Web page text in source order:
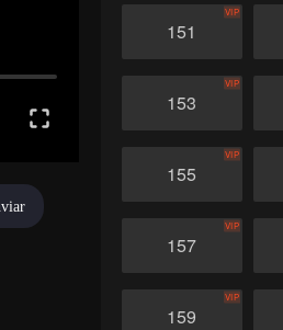
151
VIP
153
VIP
155
VIP
157
VIP
159
VIP